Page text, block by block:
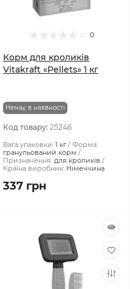
0
Корм для кроликів
Vitakraft «Pellets» 1 кг
Немає в наявності
Код товару: 25246
Вага упаковки: 1 кг
Форма:
гранульований корм
Призначення: для кроликів
Країна виробник: Німеччина
337 грн